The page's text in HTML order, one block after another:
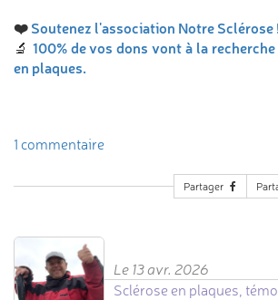
❤️Soutenez l'association Notre Sclérose
🔬 100% de vos dons vont à la
en plaques.
1 commentaire
Partager
Le 13 avr. 2026
Sclérose en plaques,